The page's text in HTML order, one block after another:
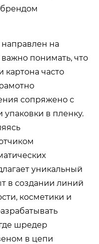
направлен на
понимать, что
картона часто
сопряжено с
в пленку.
уникальный
в создании линий
косметики и
шредер
в цепи